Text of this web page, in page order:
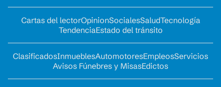
Cartas del lectorOpinionSocialesSaludTecnología
TendenciaEstado del tránsito
ClasificadosInmueblesAutomotoresEmpleosServicios
Avisos Fúnebres y MisasEdictos